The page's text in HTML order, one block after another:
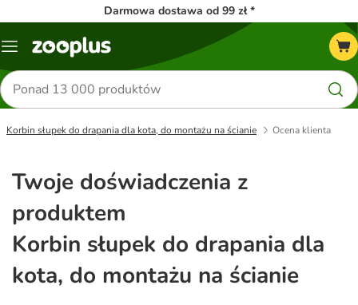
Darmowa dostawa od 99 zł *
Menu
Szukaj
produktów
Korbin słupek do drapania dla kota, do montażu na ścianie Ocena klienta
Twoje doświadczenia z
produktem
Korbin słupek do drapania dla
kota, do montażu na ścianie